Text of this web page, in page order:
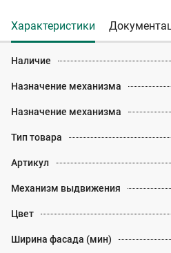
Характеристики
Наличие
Назначение механизма
Назначение механизма
Тип товара
Артикул
Механизм выдвижения
Цвет
Ширина фасада (мин)